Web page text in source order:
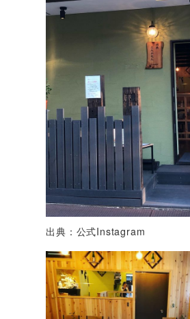
出典：公式Instagram